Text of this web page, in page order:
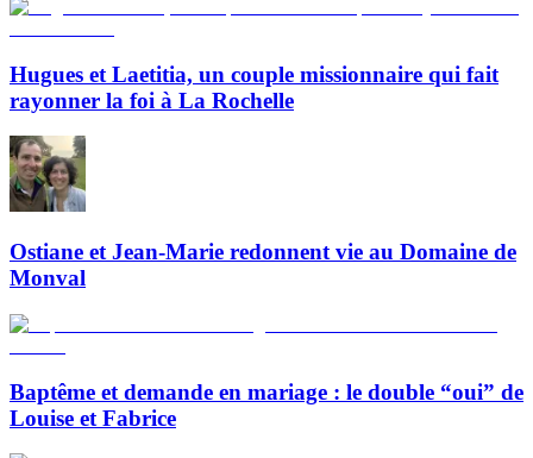
Hugues et Laetitia, un couple missionnaire qui fait
rayonner la foi à La Rochelle
Ostiane et Jean-Marie redonnent vie au Domaine de
Monval
Baptême et demande en mariage : le double “oui” de
Louise et Fabrice